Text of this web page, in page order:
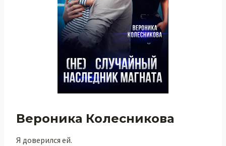
Вероника Колесникова
Я доверился ей.